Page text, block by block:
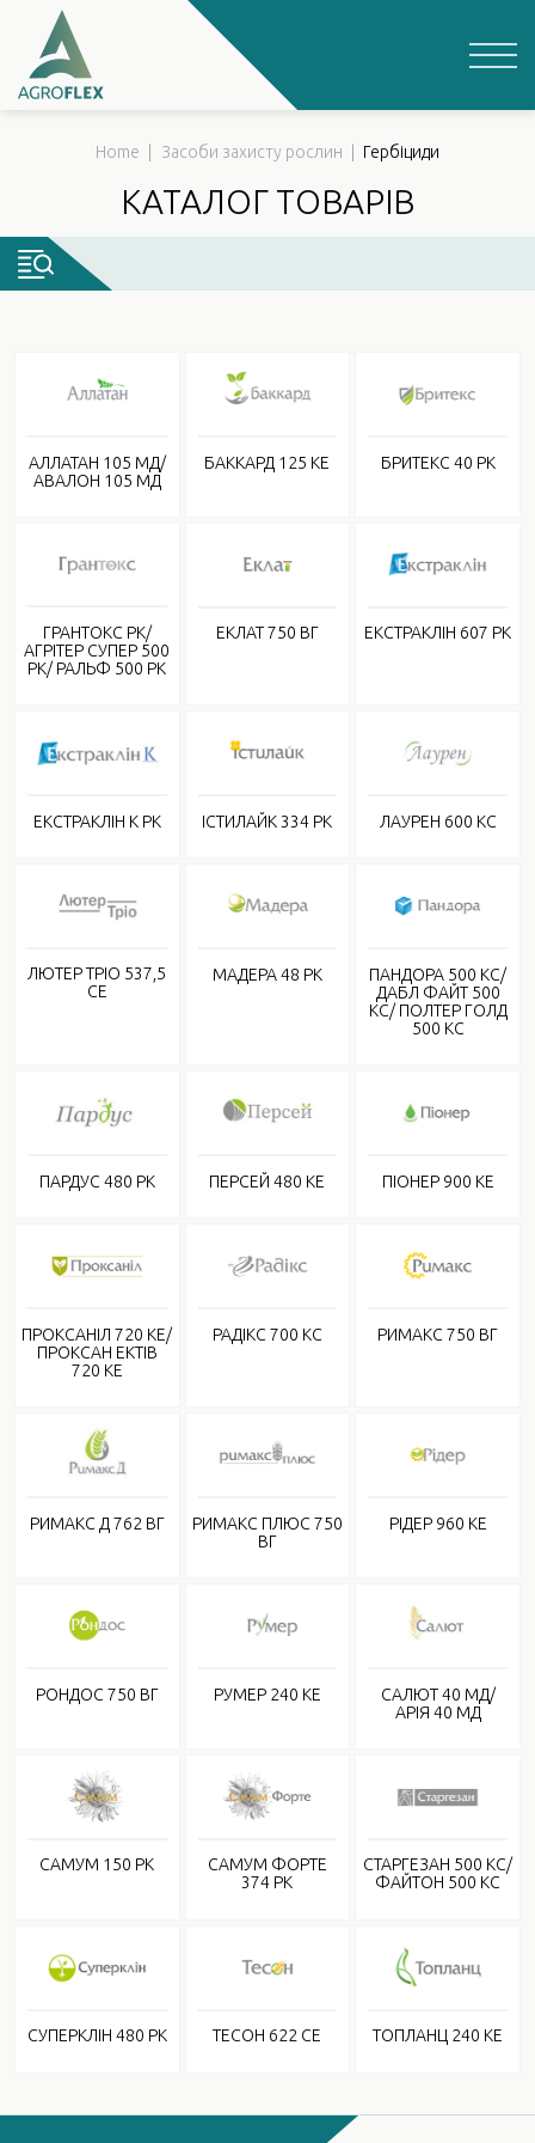
content
Home Засоби захисту рослин Гербіциди
АЛЛАТАН 105 МД/
АВАЛОН 105 МД
БАККАРД 125 КЕ БРИТЕКС 40 РК
ГРАНТОКС РК/
АГРІТЕР СУПЕР 500
РК/ РАЛЬФ 500 РК
ЕКЛАТ 750 ВГ ЕКСТРАКЛІН 607 РК
ЕКСТРАКЛІН К РК ІСТИЛАЙК 334 РК ЛАУРЕН 600 КС
ЛЮТЕР ТРІО 537,5
СЕ
МАДЕРА 48 РК
ПАНДОРА 500 КС/
ДАБЛ ФАЙТ 500
КС/ ПОЛТЕР ГОЛД
500 КС
ПАРДУС 480 РК ПЕРСЕЙ 480 КЕ ПІОНЕР 900 КЕ
ПРОКСАНІЛ 720 КЕ/
ПРОКСАН ЕКТІВ
720 КЕ
РАДІКС 700 КС РИМАКС 750 ВГ
РИМАКС Д 762 ВГ
РИМАКС ПЛЮС 750
ВГ
РІДЕР 960 КЕ
РОНДОС 750 ВГ РУМЕР 240 КЕ
САЛЮТ 40 МД/
АРІЯ 40 МД
САМУМ 150 РК
САМУМ ФОРТЕ
374 РК
СТАРГЕЗАН 500 КС/
ФАЙТОН 500 КС
СУПЕРКЛІН 480 РК ТЕСОН 622 СЕ ТОПЛАНЦ 240 КЕ